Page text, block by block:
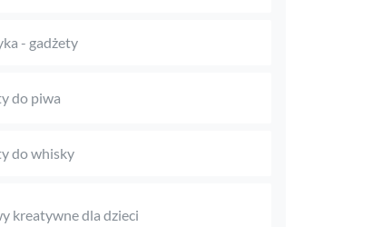
- gadżety
do piwa
do whisky
kreatywne dla dzieci